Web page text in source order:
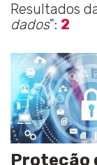
Resultados
dados": 2
Proteção